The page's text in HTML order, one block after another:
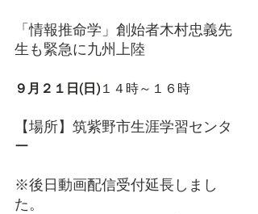
「情報推命学」創始者木村忠義先
生も緊急に九州上陸
９月２１日(日) １４時～１６時
【場所】筑紫野市生涯学習センタ
ー
※後日動画配信受付延長しまし
た。